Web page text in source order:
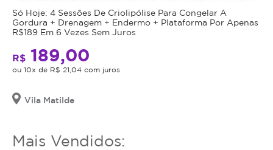
Só Hoje: 4 Sessões De Criolipólise Para Congelar A
Gordura + Drenagem + Endermo + Plataforma Por Apenas
R$189 Em 6 Vezes Sem Juros
R$ 189,00
ou 10x de R$ 21,04 com juros
Vila Matilde
Mais Vendidos: